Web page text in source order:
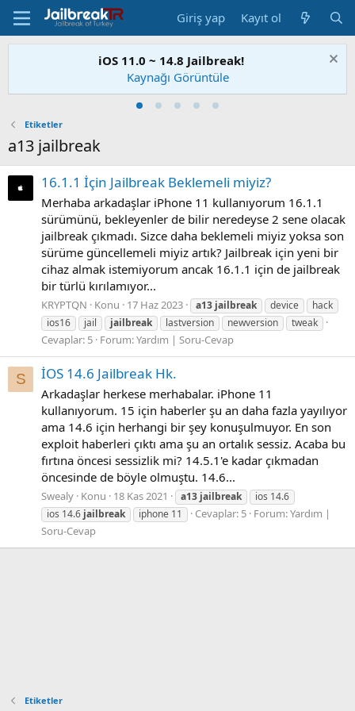
Giriş yap Kayıt ol
iOS 11.0 ~ 14.8 Jailbreak!
Kaynağı Görüntüle
Etiketler
a13 jailbreak
16.1.1 İçin Jailbreak Beklemeli miyiz?
Merhaba arkadaşlar iPhone 11 kullanıyorum 16.1.1
sürümünü, bekleyenler de bilir neredeyse 2 sene olacak
jailbreak çıkmadı. Sizce daha beklemeli miyiz yoksa son
sürüme güncellemeli miyiz artık? Jailbreak için yeni bir
cihaz almak istemiyorum ancak 16.1.1 için de jailbreak
bir türlü kırılamıyor...
KRYPTQN Konu 17 Haz 2023 a13 jailbreak device
hack
ios16
jail jailbreak lastversion newversion tweak
Cevaplar: 5 Forum:Yardım | Soru-Cevap
S İOS 14.6 Jailbreak Hk.
Arkadaşlar herkese merhabalar. iPhone 11
kullanıyorum. 15 için haberler şu an daha fazla yayılıyor
ama 14.6 için herhangi bir şey konuşulmuyor. En son
exploit haberleri çıktı ama şu an ortalık sessiz. Acaba bu
fırtına öncesi sessizlik mi? 14.5.1'e kadar çıkmadan
öncesinde de böyle olmuştu. 14.6...
Swealy Konu 18 Kas 2021 a13 jailbreak
ios 14.6
ios 14.6 jailbreak iphone 11 Cevaplar: 5 Forum:Yardım |
Soru-Cevap
Etiketler